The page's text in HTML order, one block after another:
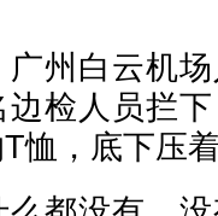
广州白云机
边检人员拦
恤，底下压